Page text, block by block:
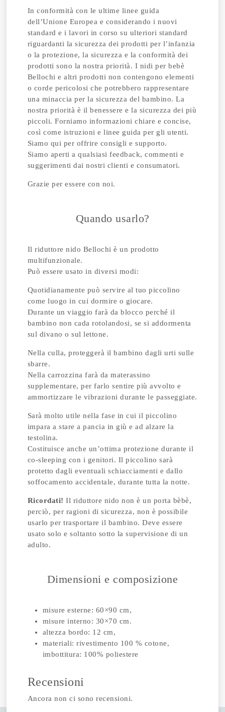
In conformità con le ultime linee guida
dell’Unione Europea e considerando i nuovi
standard e i lavori in corso su ulteriori standard
riguardanti la sicurezza dei prodotti per l’infanzia
o la protezione, la sicurezza e la conformità dei
prodotti sono la nostra priorità. I nidi per bebè
Bellochi e altri prodotti non contengono elementi
o corde pericolosi che potrebbero rappresentare
una minaccia per la sicurezza del bambino. La
nostra priorità è il benessere e la sicurezza dei più
piccoli. Forniamo informazioni chiare e concise,
così come istruzioni e linee guida per gli utenti.
Siamo qui per offrire consigli e supporto.
Siamo aperti a qualsiasi feedback, commenti e
suggerimenti dai nostri clienti e consumatori.
Grazie per essere con noi.
Quando usarlo?
Il riduttore nido Bellochi è un prodotto
multifunzionale.
Può essere usato in diversi modi:
Quotidianamente può servire al tuo piccolino
come luogo in cui dormire o giocare.
Durante un viaggio farà da blocco perché il
bambino non cada rotolandosi, se si addormenta
sul divano o sul lettone.
Nella culla, proteggerà il bambino dagli urti sulle
sbarre.
Nella carrozzina farà da materassino
supplementare, per farlo sentire più avvolto e
ammortizzare le vibrazioni durante le passeggiate.
Sarà molto utile nella fase in cui il piccolino
impara a stare a pancia in giù e ad alzare la
testolina.
Costituisce anche un’ottima protezione durante il
co-sleeping con i genitori. Il piccolino sarà
protetto dagli eventuali schiacciamenti e dallo
soffocamento accidentale, durante tutta la notte.
Ricordati! Il riduttore nido non è un porta bèbè,
perciò, per ragioni di sicurezza, non è possibile
usarlo per trasportare il bambino. Deve essere
usato solo e soltanto sotto la supervisione di un
adulto.
Dimensioni e composizione
misure esterne: 60×90 cm,
misure interno: 30×70 cm.
altezza bordo: 12 cm,
materiali: rivestimento 100 % cotone,
imbottitura: 100% poliestere
Recensioni
Ancora non ci sono recensioni.